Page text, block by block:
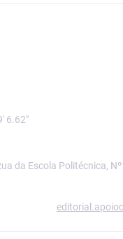
6.62"
da Escola Politécnica,